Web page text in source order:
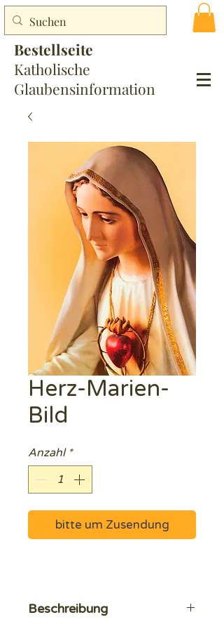
Bestellseite
Katholische
Glaubensinformation
Herz-Marien-
Bild
Anzahl *
bitte um Zusendung
Beschreibung